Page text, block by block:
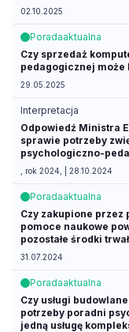
02.10.2025
Poradaaktualna
Czy sprzedaż
pedagogicznej może
29.05.2025
Interpretacja
Odpowiedź Ministra
sprawie potrzeby
psychologiczno-
, rok 2024, | 28.10.2024
Poradaaktualna
Czy zakupione
pomoce naukowe
pozostałe środki
31.07.2024
Poradaaktualna
Czy usługi
potrzeby poradni
jedną usługę